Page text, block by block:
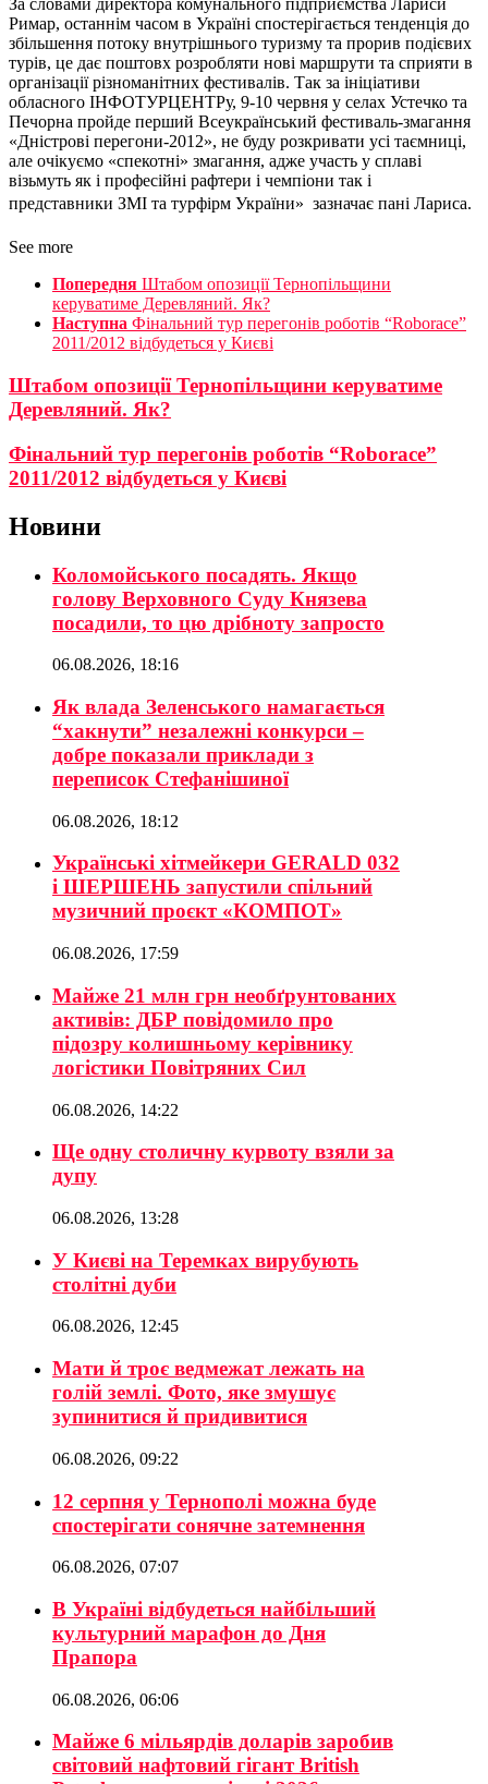
За словами директора комунального підприємства Лариси
Римар, останнім часом в Україні спостерігається тенденція до
збільшення потоку внутрішнього туризму та прорив подієвих
турів, це дає поштовх розробляти нові маршрути та сприяти в
організації різноманітних фестивалів. Так за ініціативи
обласного ІНФОТУРЦЕНТРу, 9-10 червня у селах Устечко та
Печорна пройде перший Всеукраїнський фестиваль-змагання
«Дністрові перегони-2012», не буду розкривати усі таємниці,
але очікуємо «спекотні» змагання, адже участь у сплаві
візьмуть як і професійні рафтери і чемпіони так і
представники ЗМІ та турфірм України»  зазначає пані Лариса.
See more
Попередня Штабом опозиції Тернопільщини
керуватиме Деревляний. Як?
Наступна Фінальний тур перегонів роботів “Roborace”
2011/2012 відбудеться у Києві
Штабом опозиції Тернопільщини керуватиме
Деревляний. Як?
Фінальний тур перегонів роботів “Roborace”
2011/2012 відбудеться у Києві
Новини
Коломойського посадять. Якщо
голову Верховного Суду Князева
посадили, то цю дрібноту запросто
06.08.2026, 18:16
Як влада Зеленського намагається
“хакнути” незалежні конкурси –
добре показали приклади з
переписок Стефанішиної
06.08.2026, 18:12
Українські хітмейкери GERALD 032
і ШЕРШЕНЬ запустили спільний
музичний проєкт «КОМПОТ»
06.08.2026, 17:59
Майже 21 млн грн необґрунтованих
активів: ДБР повідомило про
підозру колишньому керівнику
логістики Повітряних Сил
06.08.2026, 14:22
Ще одну столичну курвоту взяли за
дупу
06.08.2026, 13:28
У Києві на Теремках вирубують
столітні дуби
06.08.2026, 12:45
Мати й троє ведмежат лежать на
голій землі. Фото, яке змушує
зупинитися й придивитися
06.08.2026, 09:22
12 серпня у Тернополі можна буде
спостерігати сонячне затемнення
06.08.2026, 07:07
В Україні відбудеться найбільший
культурний марафон до Дня
Прапора
06.08.2026, 06:06
Майже 6 мільярдів доларів заробив
світовий нафтовий гігант British